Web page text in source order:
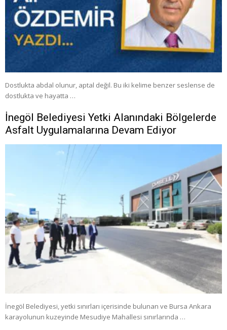
Dostlukta abdal olunur, aptal değil. Bu iki kelime benzer seslense de
dostlukta ve hayatta …
İnegöl Belediyesi Yetki Alanındaki Bölgelerde
Asfalt Uygulamalarına Devam Ediyor
İnegöl Belediyesi, yetki sınırları içerisinde bulunan ve Bursa Ankara
karayolunun kuzeyinde Mesudiye Mahallesi sınırlarında …